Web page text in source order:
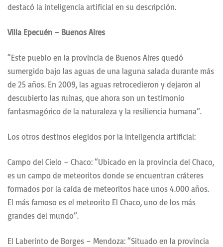
destacó la inteligencia artificial en su descripción.
Villa Epecuén – Buenos Aires
“Este pueblo en la provincia de Buenos Aires quedó
sumergido bajo las aguas de una laguna salada durante más
de 25 años. En 2009, las aguas retrocedieron y dejaron al
descubierto las ruinas, que ahora son un testimonio
fantasmagórico de la naturaleza y la resiliencia humana”.
Los otros destinos elegidos por la inteligencia artificial:
Campo del Cielo – Chaco: “Ubicado en la provincia del Chaco,
es un campo de meteoritos donde se encuentran cráteres
formados por la caída de meteoritos hace unos 4.000 años.
El más famoso es el meteorito El Chaco, uno de los más
grandes del mundo”.
El Laberinto de Borges – Mendoza: “Situado en la provincia